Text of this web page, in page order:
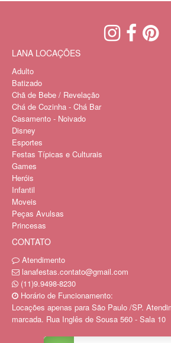
LANA LOCAÇÕES
Adulto
Batizado
Chã de Bebe / Revelação
Chá de Cozinha - Chá Bar
Casamento - Noivado
Disney
Esportes
Festas Típicas e Culturais
Games
Heróis
Infantil
Moveis
Peças Avulsas
Princesas
CONTATO
Atendimento
lanafestas.contato@gmail.com
(11)9.9498-8230
Horário de Funcionamento:
Locações apenas para São Paulo /SP.
marcada. Rua Inglês de Sousa 560 - Sala 10